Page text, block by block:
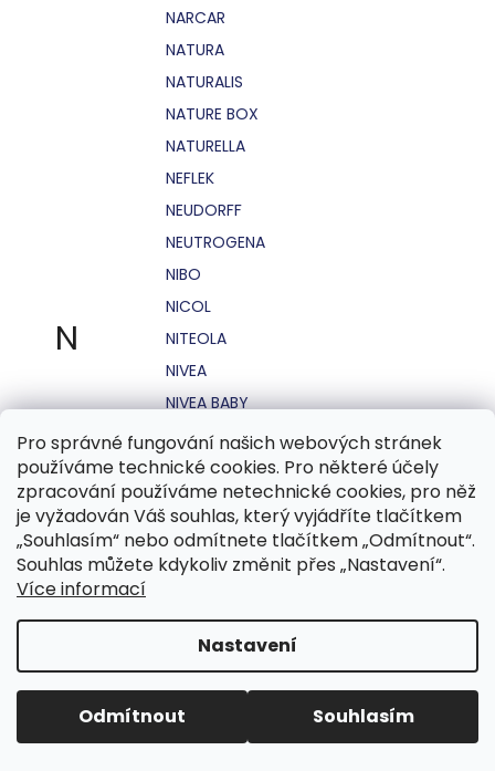
Pro správné fungování našich webových stránek
používáme technické cookies. Pro některé účely
zpracování používáme netechnické cookies, pro něž
je vyžadován Váš souhlas, který vyjádříte tlačítkem
„Souhlasím“ nebo odmítnete tlačítkem „Odmítnout“.
Souhlas můžete kdykoliv změnit přes „Nastavení“.
Více informací
Nastavení
Odmítnout Souhlasím
N
NARCAR
NATURA
NATURALIS
NATURE BOX
NATURELLA
NEFLEK
NEUDORFF
NEUTROGENA
NIBO
NICOL
NITEOLA
NIVEA
NIVEA BABY
NIVEA MEN
NIVEA SUN
NO STRESS
NOHEL GARDEN
NORDICS
NUK
O.B.
OASIS